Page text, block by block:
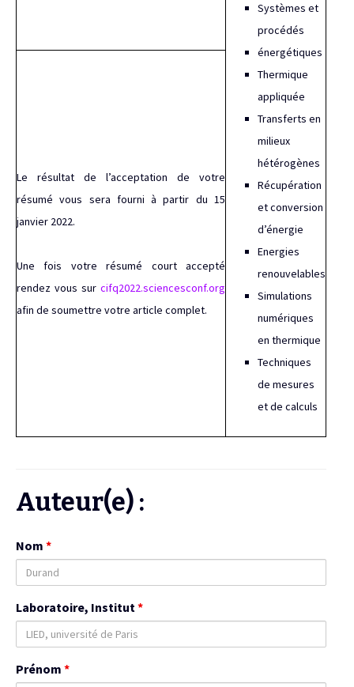
Systèmes et
procédés
énergétiques
Thermique
appliquée
Transferts en
milieux
hétérogènes
Récupération
et conversion
d’énergie
Energies
renouvelables
Simulations
numériques
en thermique
Techniques
de mesures
et de calculs
Le résultat de l’acceptation de votre
résumé vous sera fourni à partir du 15
janvier 2022.
Une fois votre résumé court accepté
rendez vous sur cifq2022.sciencesconf.org
afin de soumettre votre article complet.
Auteur(e) :
Nom *
Laboratoire, Institut *
Prénom *